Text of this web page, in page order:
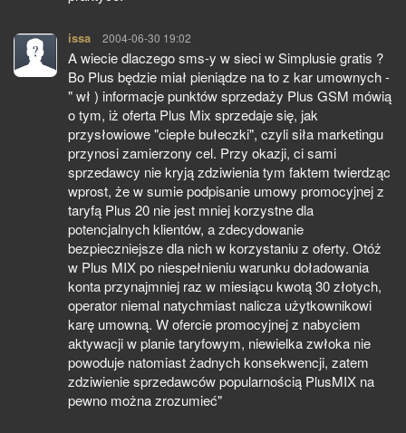
issa pisze:
2004-06-30 19:02
A wiecie dlaczego sms-y w sieci w Simplusie gratis ?
Bo Plus będzie miał pieniądze na to z kar umownych -
" wł ) informacje punktów sprzedaży Plus GSM mówią
o tym, iż oferta Plus Mix sprzedaje się, jak
przysłowiowe "ciepłe bułeczki", czyli siła marketingu
przynosi zamierzony cel. Przy okazji, ci sami
sprzedawcy nie kryją zdziwienia tym faktem twierdząc
wprost, że w sumie podpisanie umowy promocyjnej z
taryfą Plus 20 nie jest mniej korzystne dla
potencjalnych klientów, a zdecydowanie
bezpieczniejsze dla nich w korzystaniu z oferty. Otóż
w Plus MIX po niespełnieniu warunku doładowania
konta przynajmniej raz w miesiącu kwotą 30 złotych,
operator niemal natychmiast nalicza użytkownikowi
karę umowną. W ofercie promocyjnej z nabyciem
aktywacji w planie taryfowym, niewielka zwłoka nie
powoduje natomiast żadnych konsekwencji, zatem
zdziwienie sprzedawców popularnością PlusMIX na
pewno można zrozumieć"